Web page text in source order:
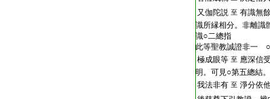
又伽陀説 至 有識無
識所縁相分。非離識
識○二總指
此等聖教誠證非一
極成眼等 至 應深信
明。可見○第五總結
我法非有 至 淨分依